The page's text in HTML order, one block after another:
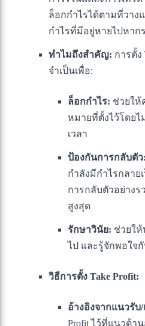
ล็อกกำไรได้ตามที่วาง
กำไรที่มีอยู่หายไปหาก
ทำไมถึงสำคัญ: การตั้ง
จำเป็นเพื่อ:
ล็อกกำไร: ช่วยให้
หมายที่ตั้งไว้โดยไ
เวลา
ป้องกันการกลับตัว:
กำลังมีกำไรกลา
การกลับตัวอย่างร
สูงสุด
รักษาวินัย: ช่วยให้
ไป และรู้จักพอใจ
วิธีการตั้ง Take Profit:
อ้างอิงจากแนวรับ
Profit ไว้ที่แนวต้า